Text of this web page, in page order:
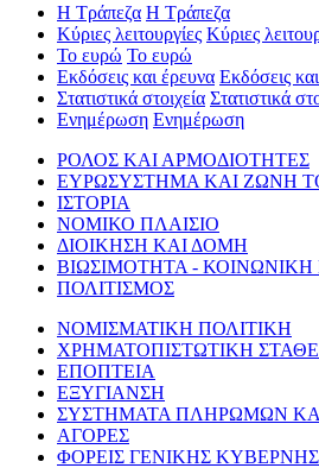
Η Τράπεζα Η Τράπεζα
Κύριες λειτουργίες Κύριες
Το ευρώ Το ευρώ
Εκδόσεις και έρευνα Εκδόσεις
Στατιστικά στοιχεία Στατιστικά
Ενημέρωση Ενημέρωση
ΡΟΛΟΣ ΚΑΙ ΑΡΜΟΔΙΟΤΗΤΕΣ
ΕΥΡΩΣΥΣΤΗΜΑ ΚΑΙ ΖΩΝΗ
ΙΣΤΟΡΙΑ
ΝΟΜΙΚΟ ΠΛΑΙΣΙΟ
ΔΙΟΙΚΗΣΗ ΚΑΙ ΔΟΜΗ
ΒΙΩΣΙΜΟΤΗΤΑ -
ΠΟΛΙΤΙΣΜΟΣ
ΝΟΜΙΣΜΑΤΙΚΗ ΠΟΛΙΤΙΚΗ
ΧΡΗΜΑΤΟΠΙΣΤΩΤΙΚΗ
ΕΠΟΠΤΕΙΑ
ΕΞΥΓΙΑΝΣΗ
ΣΥΣΤΗΜΑΤΑ ΠΛΗΡΩΜΩΝ
ΑΓΟΡΕΣ
ΦΟΡΕΙΣ ΓΕΝΙΚΗΣ